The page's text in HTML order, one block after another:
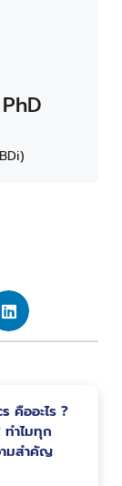
คืออะไร ?
ทำไมทุก
มสำคัญ